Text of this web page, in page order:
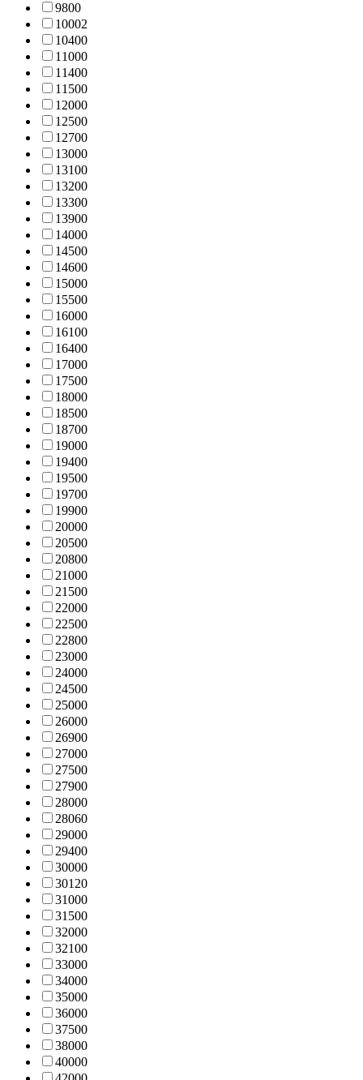
9800
10002
10400
11000
11400
11500
12000
12500
12700
13000
13100
13200
13300
13900
14000
14500
14600
15000
15500
16000
16100
16400
17000
17500
18000
18500
18700
19000
19400
19500
19700
19900
20000
20500
20800
21000
21500
22000
22500
22800
23000
24000
24500
25000
26000
26900
27000
27500
27900
28000
28060
29000
29400
30000
30120
31000
31500
32000
32100
33000
34000
35000
36000
37500
38000
40000